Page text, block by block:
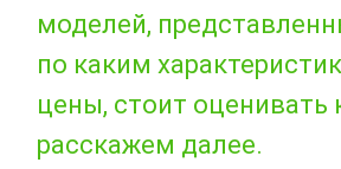
моделей,
по каким
цены, стоит оценивать
расскажем далее.